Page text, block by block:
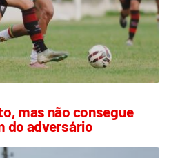
mas não consegue
do adversário